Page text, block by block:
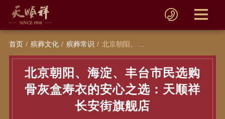
首页 殡葬文化 殡葬常识 北京​朝阳、海淀、丰台市民选购骨灰盒寿衣的安心之选：天顺祥长安街旗舰店
北京​朝阳、海淀、丰台市民选购
骨灰盒寿衣的安心之选：天顺祥
长安街旗舰店